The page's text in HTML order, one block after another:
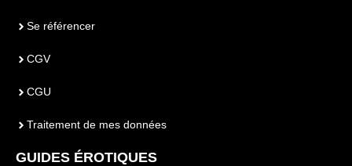
Se référencer
CGV
CGU
Traitement de mes données
GUIDES ÉROTIQUES